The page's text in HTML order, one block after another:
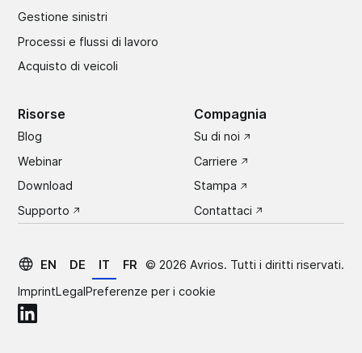
Gestione sinistri
Processi e flussi di lavoro
Acquisto di veicoli
Risorse
Blog
Webinar
Download
Supporto
Compagnia
Su di noi
Carriere
Stampa
Contattaci
EN DE IT FR © 2026 Avrios. Tutti i diritti riservati.
ImprintLegalPreferenze per i cookie